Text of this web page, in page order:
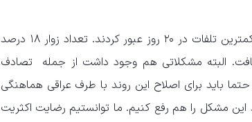
وی همچنین گفت: بیش از ۴ میلیون زائر از مرزها با کمترین تلفات در ۲۰ روز عبور کردند. تعداد زوار ۱۸ درصد
البته مشکلاتی هم وجود داشت از جمله تصادف
باید برای اصلاح این روند با طرف عراقی هماهنگی
مشکل را هم رفع کنیم. ما توانستیم رضایت اکثریت